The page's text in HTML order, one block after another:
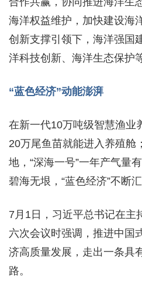
海洋权益维护，加快建设海
创新支撑引领下，海洋强国
洋科技创新、海洋生态保护
“蓝色经济”动能澎湃
在新一代10万吨级智慧渔业
20万尾鱼苗就能进入养殖舱
地，“深海一号”一年产气
碧海无垠，“蓝色经济”不断
7月1日，习近平总书记在主
六次会议时强调，推进中国
济高质量发展，走出一条具
路。